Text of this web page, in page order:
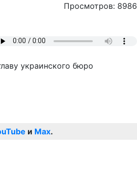
Просмотров: 8986
украинского бюро
и Max.